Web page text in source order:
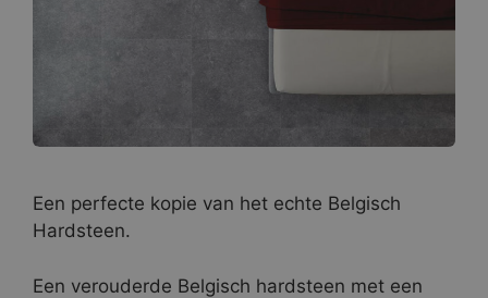
Een perfecte kopie van het echte Belgisch
Hardsteen.
Een verouderde Belgisch hardsteen met een